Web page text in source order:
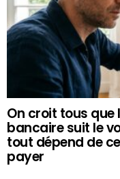
On croit tous que
bancaire suit le
tout dépend de
payer